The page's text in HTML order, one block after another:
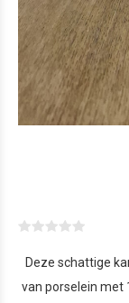
Deze schattige
van porselein met